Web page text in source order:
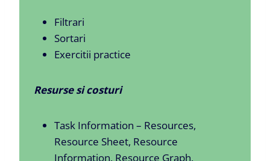
Filtrari
Sortari
Exercitii practice
Resurse si costuri
Task Information – Resources,
Resource Sheet, Resource
Information, Resource Graph,